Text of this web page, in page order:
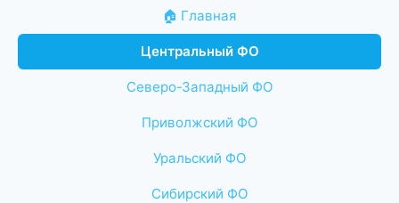
🏠 Главная
Центральный ФО
Северо-Западный ФО
Приволжский ФО
Уральский ФО
Сибирский ФО